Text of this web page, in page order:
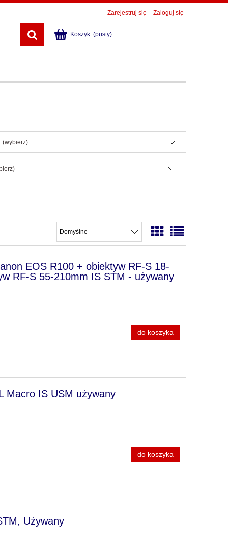
Zarejestruj się Zaloguj się
Koszyk: (pusty)
(wybierz)
EOS R100 + obiektyw RF-S 18-
RF-S 55-210mm IS STM - używany
do koszyka
Macro IS USM używany
do koszyka
Używany